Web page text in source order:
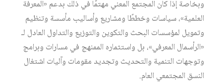
وبخاصة إذا كان المجتمع المعني مهتمًا في ذلك بدعم «المعرفة
العلمية»، سياسات وخططًا ومشاريع وأساليب مأسسة وتنظيم
وتمويل لمؤسسات البحث والتكوين والتوزيع والتداول العادل لـ
«الرأسمال المعرفي»، بل واستثماره الممنهج في مسارات وبرامج
وتوجهات التنمية والتحديث وتجديد مقومات وآليات اشتغال
النسق المجتمعي العام.